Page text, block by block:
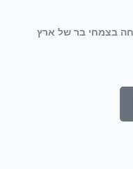
בצמחי בר של ארץ